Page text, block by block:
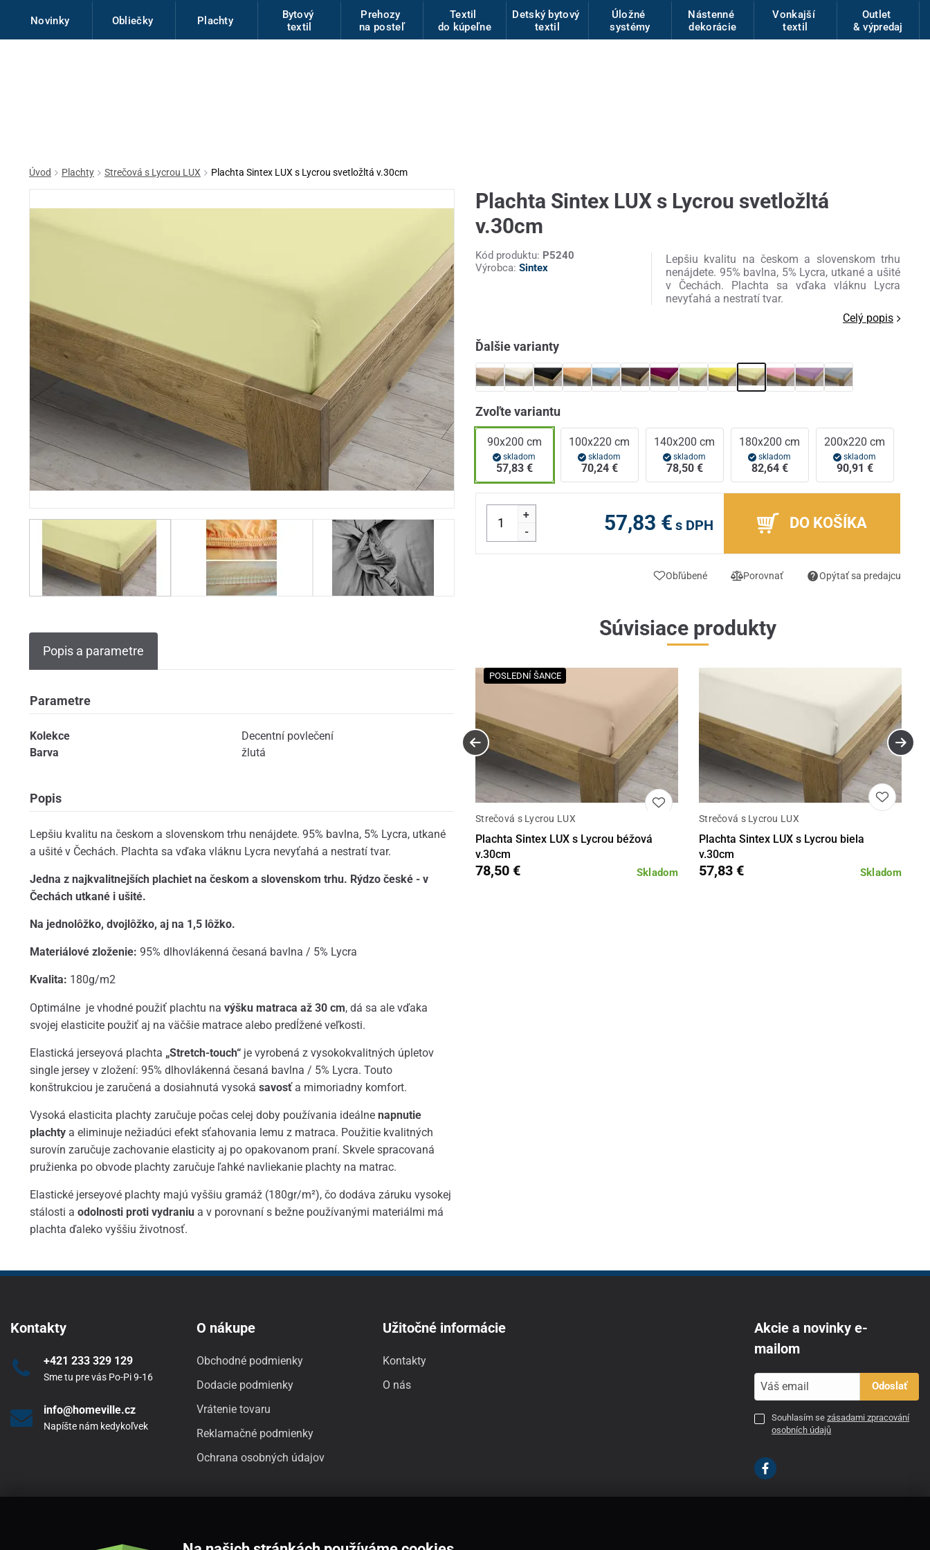
Novinky Obliečky Plachty
Bytový
textil
Prehozy
na posteľ
Textil
do kúpeľne
Detský bytový
textil
Úložné
systémy
Nástenné
dekorácie
Vonkajší
textil
Outlet
& výpredaj
Úvod Plachty Strečová s Lycrou LUX Plachta Sintex LUX s Lycrou svetložltá v.30cm
Popis a parametre
Parametre
Kolekce
Decentní povlečení
Barva
žlutá
Popis
Lepšiu kvalitu na českom a slovenskom trhu nenájdete. 95% bavlna, 5% Lycra, utkané
a ušité v Čechách. Plachta sa vďaka vláknu Lycra nevyťahá a nestratí tvar.
Jedna z najkvalitnejších plachiet na českom a slovenskom trhu. Rýdzo české - v
Čechách utkané i ušité.
Na jednolôžko, dvojlôžko, aj na 1,5 lôžko.
Materiálové zloženie: 95% dlhovlákenná česaná bavlna / 5% Lycra
Kvalita: 180g/m2
Optimálne je vhodné použiť plachtu na výšku matraca až 30 cm, dá sa ale vďaka
svojej elasticite použiť aj na väčšie matrace alebo predĺžené veľkosti.
Elastická jerseyová plachta „Stretch-touch“je vyrobená z vysokokvalitných úpletov
single jersey v zložení: 95% dlhovlákenná česaná bavlna / 5% Lycra. Touto
konštrukciou je zaručená a dosiahnutá vysoká savosťa mimoriadny komfort.
Vysoká elasticita plachty zaručuje počas celej doby používania ideálne napnutie
plachtya eliminuje nežiadúci efekt sťahovania lemu z matraca. Použitie kvalitných
surovín zaručuje zachovanie elasticity aj po opakovanom praní. Skvele spracovaná
pružienka po obvode plachty zaručuje ľahké navliekanie plachty na matrac.
Elastické jerseyové plachty majú vyššiu gramáž (180gr/m²), čo dodáva záruku vysokej
stálosti a odolnosti proti vydraniua v porovnaní s bežne používanými materiálmi má
plachta ďaleko vyššiu životnosť.
Plachta Sintex LUX s Lycrou svetložltá
v.30cm
Kód produktu: P5240
Výrobca: Sintex
Lepšiu kvalitu na českom a slovenskom trhu
nenájdete. 95% bavlna, 5% Lycra, utkané a ušité
v Čechách. Plachta sa vďaka vláknu Lycra
nevyťahá a nestratí tvar.
Celý popis
Ďalšie varianty
Zvoľte variantu
90x200 cm
skladom
57,83 €
100x220 cm
skladom
70,24 €
140x200 cm
skladom
78,50 €
180x200 cm
skladom
82,64 €
200x220 cm
skladom
90,91 €
+
-
57,83 € s DPH DO KOŠÍKA
Obľúbené Porovnať Opýtať sa predajcu
Súvisiace produkty
POSLEDNÍ ŠANCE
Strečová s Lycrou LUX
Plachta Sintex LUX s Lycrou béžová
v.30cm
Skladom
78,50 €
Strečová s Lycrou LUX
Plachta Sintex LUX s Lycrou biela
v.30cm
Skladom
57,83 €
Kontakty
+421 233 329 129
Sme tu pre vás Po-Pi 9-16
info@homeville.cz
Napíšte nám kedykoľvek
O nákupe
Obchodné podmienky
Dodacie podmienky
Vrátenie tovaru
Reklamačné podmienky
Ochrana osobných údajov
Užitočné informácie
Kontakty
O nás
Akcie a novinky e-
mailom
Odoslať
Souhlasím sezásadami zpracování
osobních údajů